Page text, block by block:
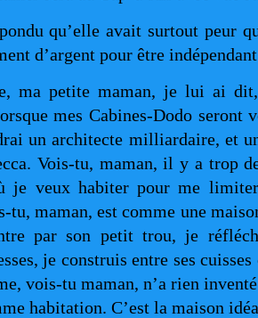
qu’elle avait surtout peur
d’argent pour être
ma petite maman, je lui ai dit,
mes Cabines-Dodo seront
un architecte milliardaire, et
Vois-tu, maman, il y a trop
je veux habiter pour me
tu, maman, est comme une
par son petit trou, je
je construis entre ses
vois-tu maman, n’a rien
habitation. C’est la maison